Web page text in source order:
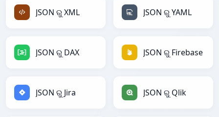
JSON ରୁ XML JSON ରୁ YAML
JSON ରୁ DAX JSON ରୁ Firebase
JSON ରୁ Jira JSON ରୁ Qlik